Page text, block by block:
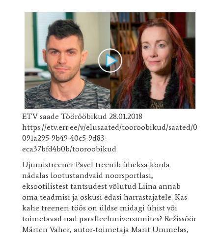
ETV saade Töörööbikud 28.01.2018
https://etv.err.ee/v/elusaated/tooroobikud/saated/0
091a295-9b49-40c5-9d83-
eca37bfd4b0b/tooroobikud
Ujumistreener Pavel treenib üheksa korda
nädalas lootustandvaid noorsportlasi,
eksootilistest tantsudest võlutud Liina annab
oma teadmisi ja oskusi edasi harrastajatele. Kas
kahe treeneri töös on üldse midagi ühist või
toimetavad nad paralleeluniversumites? Režissöör
Märten Vaher, autor-toimetaja Marit Ummelas,